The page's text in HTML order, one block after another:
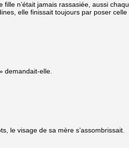
fille n’était jamais rassasiée, aussi
elle finissait toujours par poser celle
demandait-elle.
le visage de sa mère s’assombrissait.